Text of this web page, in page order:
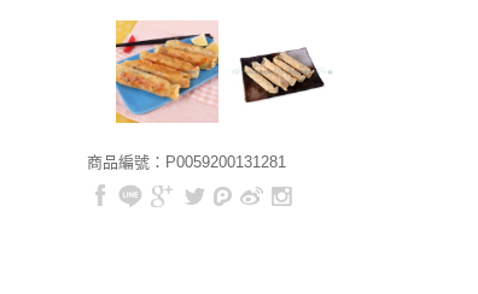
商品編號：P0059200131281